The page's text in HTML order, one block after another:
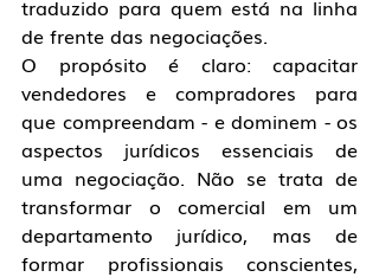
traduzido para quem está na linha
de frente das negociações.
O propósito é claro: capacitar
vendedores e compradores para
que compreendam - e dominem - os
aspectos jurídicos essenciais de
uma negociação. Não se trata de
transformar o comercial em um
departamento jurídico, mas de
formar profissionais conscientes,